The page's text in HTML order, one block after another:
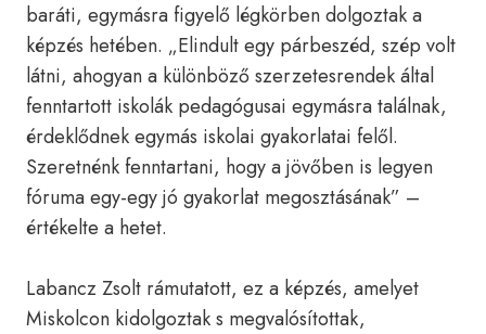
baráti, egymásra figyelő légkörben dolgoztak a
képzés hetében. „Elindult egy párbeszéd, szép volt
látni, ahogyan a különböző szerzetesrendek által
fenntartott iskolák pedagógusai egymásra találnak,
érdeklődnek egymás iskolai gyakorlatai felől.
Szeretnénk fenntartani, hogy a jövőben is legyen
fóruma egy-egy jó gyakorlat megosztásának” –
értékelte a hetet.
Labancz Zsolt rámutatott, ez a képzés, amelyet
Miskolcon kidolgoztak s megvalósítottak,